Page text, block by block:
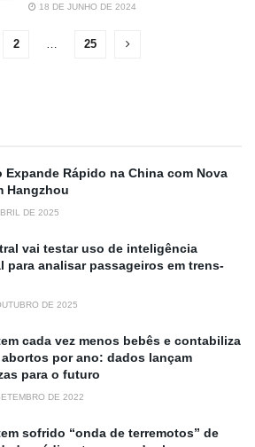
18 DE JUNHO DE 2024
2 25
Expande Rápido na China com Nova
Hangzhou
DE 2025
vai testar uso de inteligência
para analisar passageiros em trens-
DE 2025
cada vez menos bebês e contabiliza
abortos por ano: dados lançam
para o futuro
DE 2022
sofrido “onda de terremotos” de